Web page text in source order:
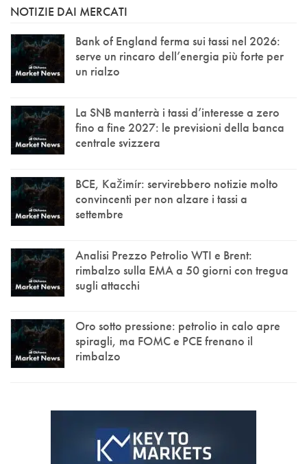
NOTIZIE DAI MERCATI
Bank of England ferma sui tassi nel 2026:
serve un rincaro dell’energia più forte per
un rialzo
La SNB manterrà i tassi d’interesse a zero
fino a fine 2027: le previsioni della banca
centrale svizzera
BCE, Kažimír: servirebbero notizie molto
convincenti per non alzare i tassi a
settembre
Analisi Prezzo Petrolio WTI e Brent:
rimbalzo sulla EMA a 50 giorni con tregua
sugli attacchi
Oro sotto pressione: petrolio in calo apre
spiragli, ma FOMC e PCE frenano il
rimbalzo